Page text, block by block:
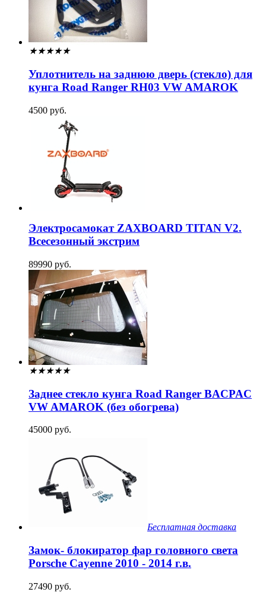
★★★★★
Уплотнитель на заднюю дверь (стекло) для
кунга Road Ranger RH03 VW AMAROK
4500 руб.
Электросамокат ZAXBOARD TITAN V2.
Всесезонный экстрим
89990 руб.
★★★★★
Заднее стекло кунга Road Ranger BACPAC
VW AMAROK (без обогрева)
45000 руб.
Бесплатная доставка
Замок- блокиратор фар головного света
Porsche Cayenne 2010 - 2014 г.в.
27490 руб.